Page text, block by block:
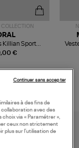
COLLECTION
€
Killian Sport
à des fins de
avec des
via « Paramétrer »,
ceux non strictement
plus sur l’utilisation de
Continuer sans accepter